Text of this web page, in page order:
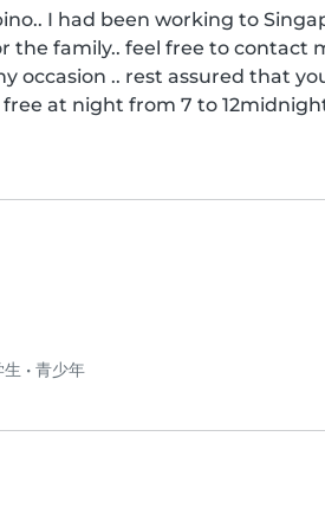
I had been working to
the family.. feel free to contact
occasion .. rest assured that
at night from 7 to
生 • 青少年